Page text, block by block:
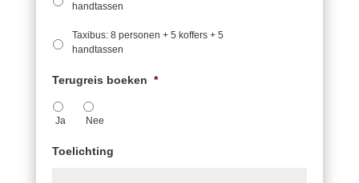
handtassen
Taxibus: 8 personen + 5 koffers + 5
handtassen
Terugreis boeken *
Ja Nee
Toelichting